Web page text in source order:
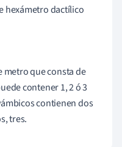
hexámetro dactílico
metro que consta de
contener 1, 2 ó 3
contienen dos
tres.